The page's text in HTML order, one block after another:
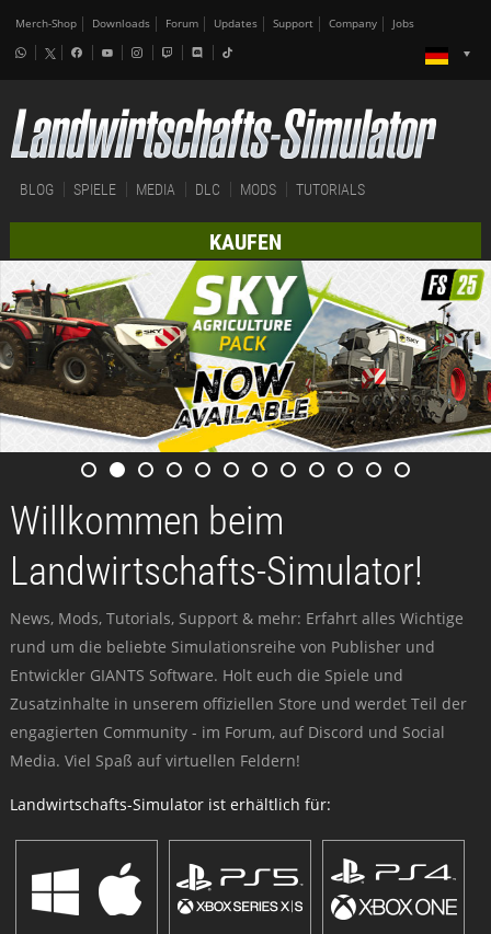
Merch-Shop Downloads Forum Updates Support Company Jobs
BLOG SPIELE MEDIA DLC MODS TUTORIALS
KAUFEN
Willkommen beim
Landwirtschafts-Simulator!
News, Mods, Tutorials, Support & mehr: Erfahrt alles Wichtige
rund um die beliebte Simulationsreihe von Publisher und
Entwickler GIANTS Software. Holt euch die Spiele und
Zusatzinhalte in unserem offiziellen Store und werdet Teil der
engagierten Community - im Forum, auf Discord und Social
Media. Viel Spaß auf virtuellen Feldern!
Landwirtschafts-Simulator ist erhältlich für: